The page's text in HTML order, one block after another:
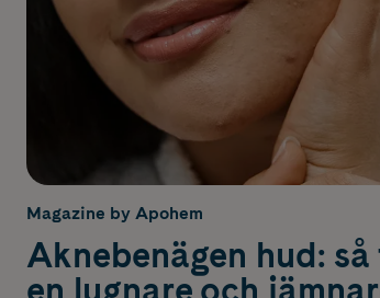
Magazine by Apohem
Aknebenägen hud: så